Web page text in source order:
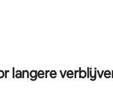
5, 10 recensies
langere